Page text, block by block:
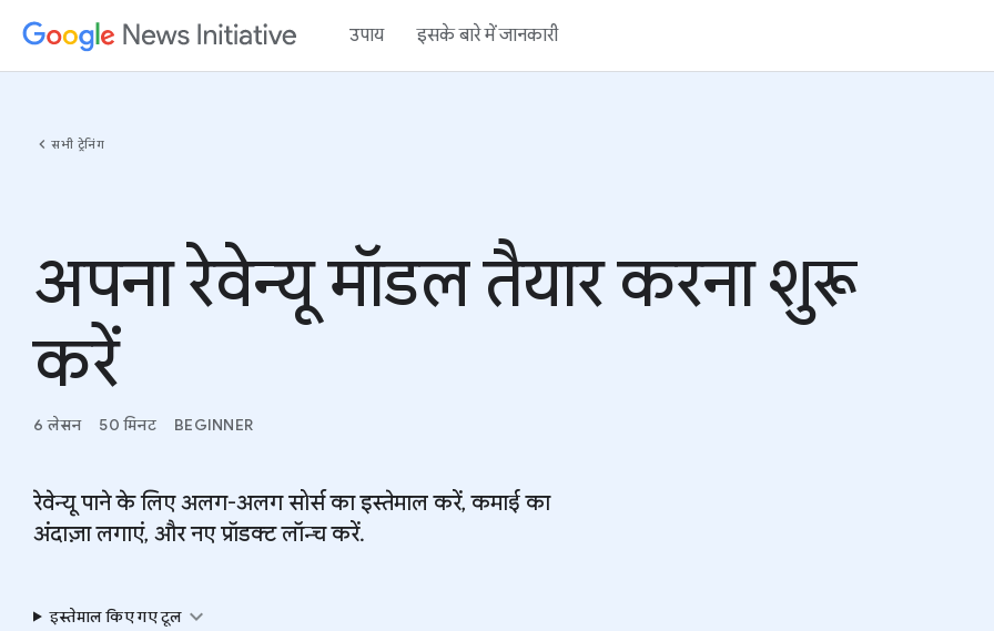
उपाय इसके बारे में जानकारी
chevron_left सभी ट्रेनिंग
अपना रेवेन्यू मॉडल तैयार करना शुरू
करें
6 लेसन 50 मिनट BEGINNER
रेवेन्यू पाने के लिए अलग-अलग सोर्स का इस्तेमाल करें, कमाई का
अंदाज़ा लगाएं, और नए प्रॉडक्ट लॉन्च करें.
इस्तेमाल किए गए टूल expand_more